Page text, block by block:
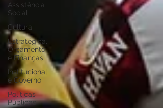
Assistência
Social
Cultura
Estratégica,
Orçamento
e Finanças
Institucional
e Governo
Políticas
Públicas